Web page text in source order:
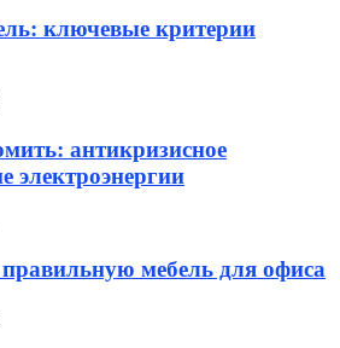
ключевые критерии
антикризисное
электроэнергии
мебель для офиса